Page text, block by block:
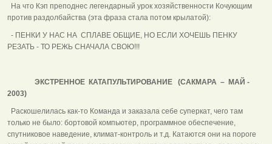
На что Кэп преподнес легендарный урок хозяйственности Кочующим
против раздолбайства (эта фраза стала потом крылатой):
- ПЕНКИ У НАС НА СПЛАВЕ ОБЩИЕ, НО ЕСЛИ ХОЧЕШЬ ПЕНКУ
РЕЗАТЬ - ТО РЕЖЬ СНАЧАЛА СВОЮ!!!
ЭКСТРЕННОЕ КАТАПУЛЬТИРОВАНИЕ (САКМАРА – МАЙ -
2003)
Раскошелилась как-то Команда и заказала себе суперкат, чего там
только не было: бортовой компьютер, программное обеспечение,
спутниковое наведение, климат-контроль и т.д. Катаются они на пороге